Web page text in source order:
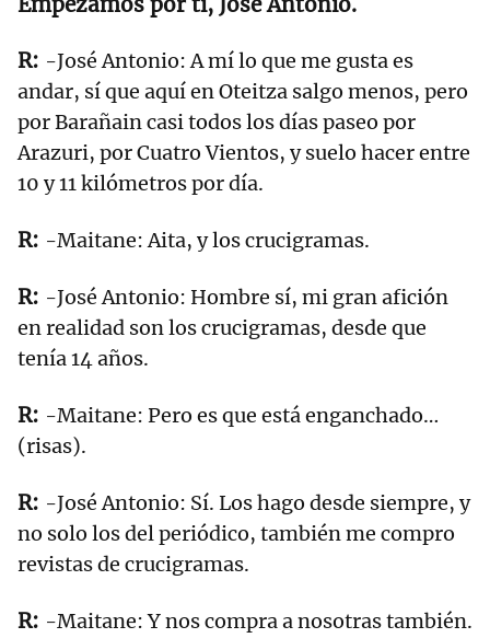
-José Antonio: A mí lo que me gusta es
andar, sí que aquí en Oteitza salgo menos, pero
por Barañain casi todos los días paseo por
Arazuri, por Cuatro Vientos, y suelo hacer entre
10 y 11 kilómetros por día.
-Maitane: Aita, y los crucigramas.
-José Antonio: Hombre sí, mi gran afición
en realidad son los crucigramas, desde que
tenía 14 años.
-Maitane: Pero es que está enganchado…
(risas).
-José Antonio: Sí. Los hago desde siempre, y
no solo los del periódico, también me compro
revistas de crucigramas.
-Maitane: Y nos compra a nosotras también.